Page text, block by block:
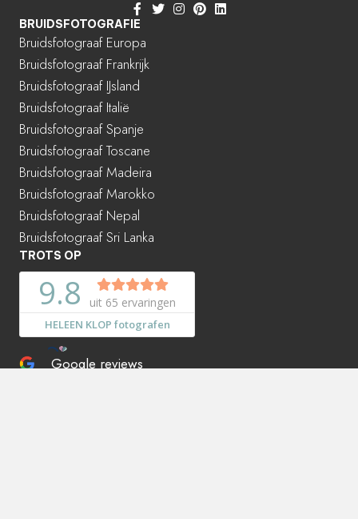
BRUIDSFOTOGRAFIE
Bruidsfotograaf Europa
Bruidsfotograaf Frankrijk
Bruidsfotograaf IJsland
Bruidsfotograaf Italië
Bruidsfotograaf Spanje
Bruidsfotograaf Toscane
Bruidsfotograaf Madeira
Bruidsfotograaf Marokko
Bruidsfotograaf Nepal
Bruidsfotograaf Sri Lanka
TROTS OP
Google reviews